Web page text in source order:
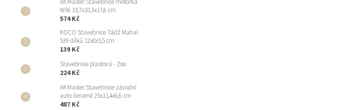
iM.Master Stavebnice motorka
W36 33,7x10,3x17,6 cm
574 Kč
KOCO Stavebnice Tádž Mahal
539 dílků 12x8x5,5 cm
139 Kč
Stavebnice plastová - Zoo
224 Kč
iM.Master Stavebnice závodní
auto červené 25x11,4x6,6 cm
487 Kč